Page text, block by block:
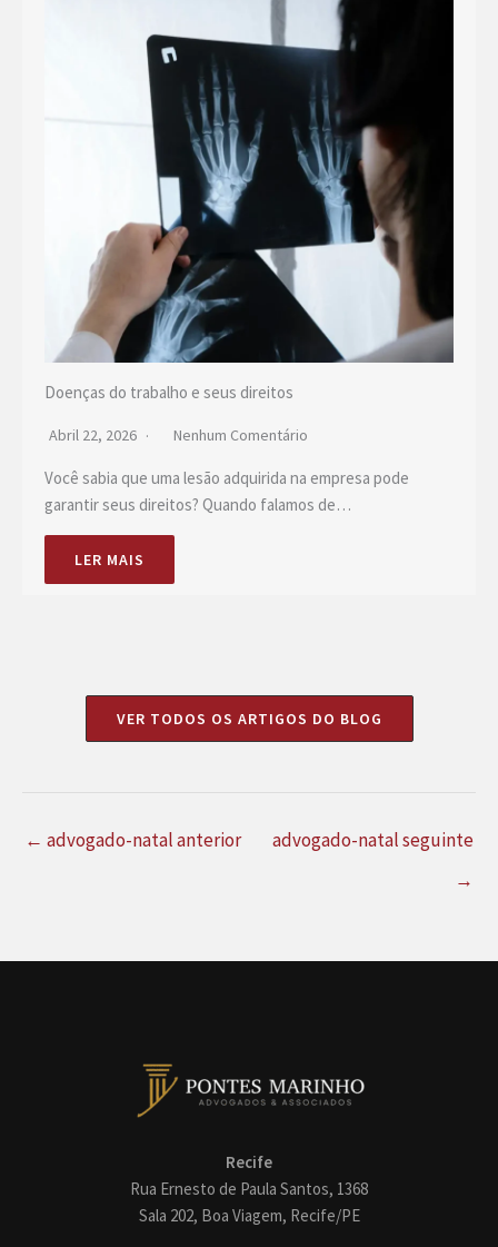
Doenças do trabalho e seus direitos
Abril 22, 2026 Nenhum Comentário
Você sabia que uma lesão adquirida na empresa pode
garantir seus direitos? Quando falamos de…
LER MAIS
VER TODOS OS ARTIGOS DO BLOG
← advogado-natal anterior
advogado-natal seguinte
→
Recife
Rua Ernesto de Paula Santos, 1368
Sala 202, Boa Viagem, Recife/PE